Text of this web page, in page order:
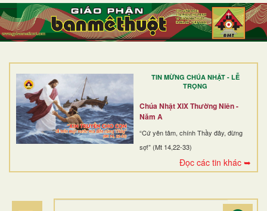
TIN MỪNG CHÚA NHẬT - LỄ
TRỌNG
Chúa Nhật XIX Thường Niên -
Năm A
“Cứ yên tâm, chính Thầy đây, đừng
sợ!” (Mt 14,22-33)
Đọc các tin khác ➥
TRANG NHẤT
GIỚI THIỆU
DÒNG TU
BAN MỤC VỤ
ĐOÀN THỂ CG
ĐIỂM HÀNH HƯƠNG